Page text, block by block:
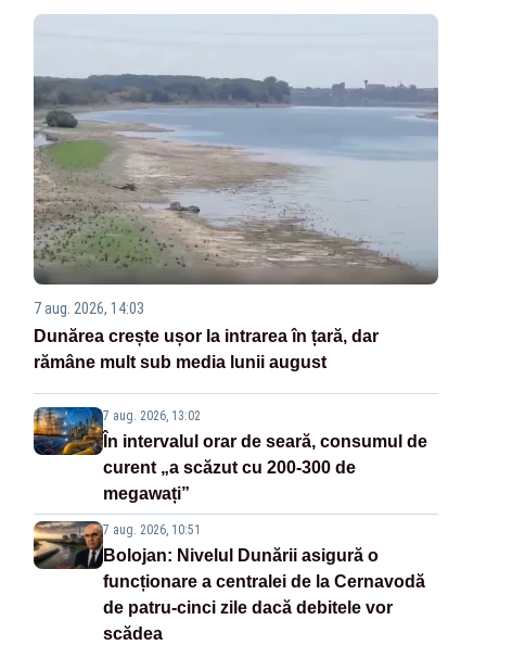
7 aug. 2026, 14:03
Dunărea crește ușor la intrarea în țară, dar
rămâne mult sub media lunii august
7 aug. 2026, 13:02
În intervalul orar de seară, consumul de
curent „a scăzut cu 200-300 de
megawați”
7 aug. 2026, 10:51
Bolojan: Nivelul Dunării asigură o
funcționare a centralei de la Cernavodă
de patru-cinci zile dacă debitele vor
scădea